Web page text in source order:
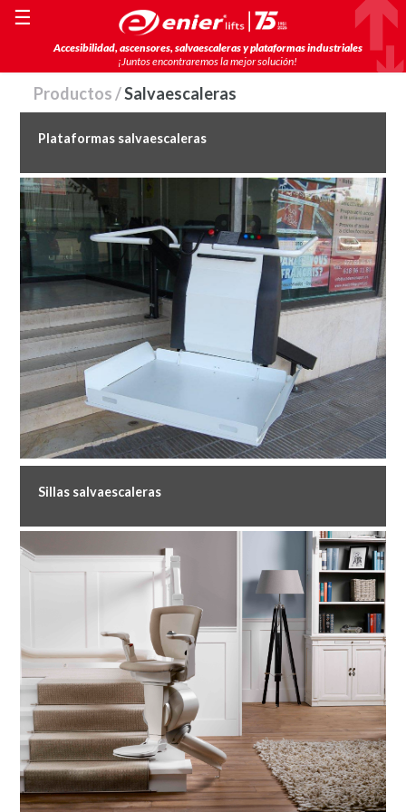
Accesibilidad, ascensores, salvaescaleras y plataformas industriales
¡Juntos encontraremos la mejor solución!
☰
Productos /Salvaescaleras
Plataformas salvaescaleras
Sillas salvaescaleras